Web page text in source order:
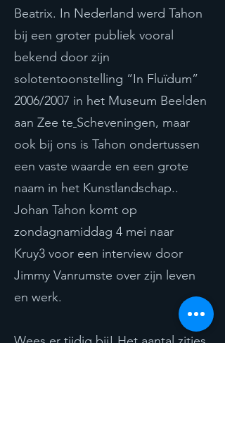
Beatrix. In Nederland werd Tahon
bij een groter publiek vooral
bekend door zijn
solotentoonstelling “In Fluïdum”
2006/2007 in het Museum Beelden
aan Zee te Scheveningen, maar
ook bij ons is Tahon ondertussen
een vaste waarde en een grote
naam in het Kunstlandschap..
Johan Tahon komt op
zondagnamiddag 4 mei naar
Kruy3 voor een interview door
Jimmy Vanrumste over zijn leven
en werk.
Wees er tijdig bij! Het aantal zitjes